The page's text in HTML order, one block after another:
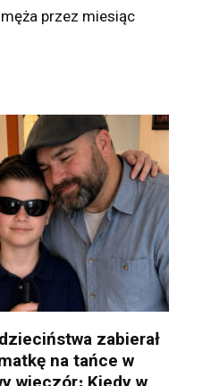
przez miesiąc
zabierał
na tańce w